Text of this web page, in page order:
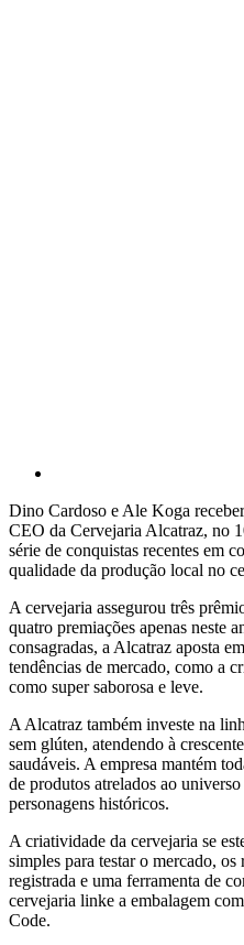
Dino Cardoso e Ale Koga
CEO da Cervejaria Alcatraz, no
série de conquistas recentes em
qualidade da produção local no
A cervejaria assegurou três
quatro premiações apenas neste
consagradas, a Alcatraz aposta
tendências de mercado, como a
como super saborosa e leve.
A Alcatraz também investe na
sem glúten, atendendo à
saudáveis. A empresa mantém
de produtos atrelados ao
personagens históricos.
A criatividade da cervejaria se
simples para testar o mercado,
registrada e uma ferramenta de
cervejaria linke a embalagem
Code.